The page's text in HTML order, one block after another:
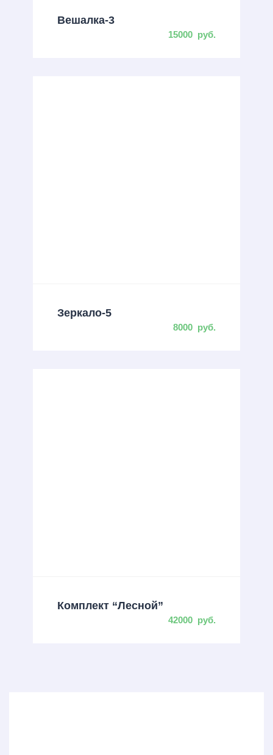
Вешалка-3
15000 руб.
Зеркало-5
8000 руб.
Комплект “Лесной”
42000 руб.